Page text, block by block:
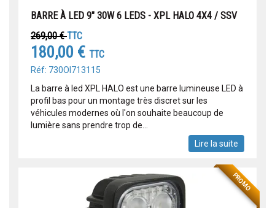
BARRE À LED 9" 30W 6 LEDS - XPL HALO 4X4 / SSV
269,00 €TTC
180,00 € TTC
Réf: 730OI713115
La barre à led XPL HALO est une barre lumineuse LED à
profil bas pour un montage très discret sur les
véhicules modernes où l'on souhaite beaucoup de
lumière sans prendre trop de...
Lire la suite
PROMO